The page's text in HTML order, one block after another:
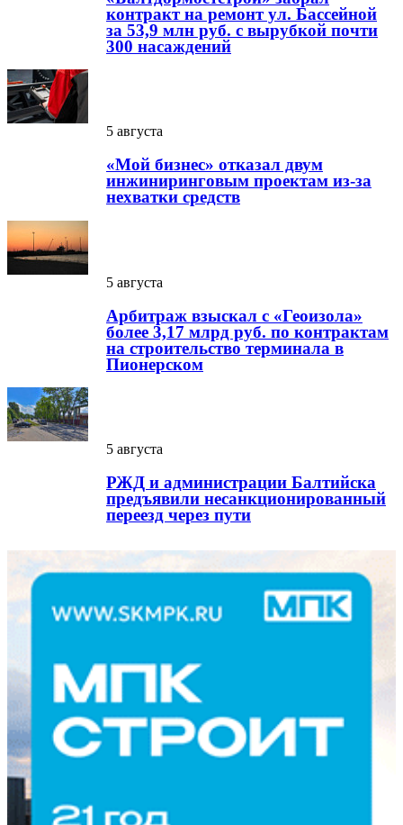
контракт на ремонт ул. Бассейной
за 53,9 млн руб. с вырубкой почти
300 насаждений
5 августа
«Мой бизнес» отказал двум
инжиниринговым проектам из-за
нехватки средств
5 августа
Арбитраж взыскал с «Геоизола»
более 3,17 млрд руб. по контрактам
на строительство терминала в
Пионерском
5 августа
РЖД и администрации Балтийска
предъявили несанкционированный
переезд через пути